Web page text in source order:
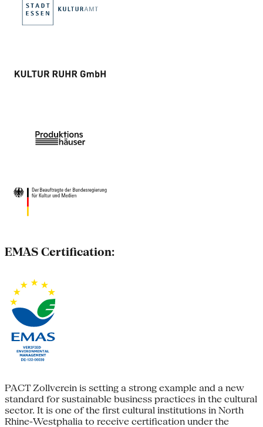
EMAS Certification:
PACT Zollverein is setting a strong example and a new
standard for sustainable business practices in the cultural
sector. It is one of the first cultural institutions in North
Rhine-Westphalia to receive certification under the